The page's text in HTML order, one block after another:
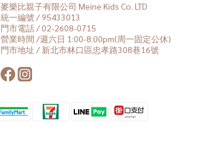
麥樂比親子有限公司 Meine Kids Co. LTD
統一編號 / 95433013
門市電話 / 02-2608-0715
營業時間 /週六日 1:00-8:00pm(周一固定公休)
門市地址 / 新北市林口區忠孝路308巷16號